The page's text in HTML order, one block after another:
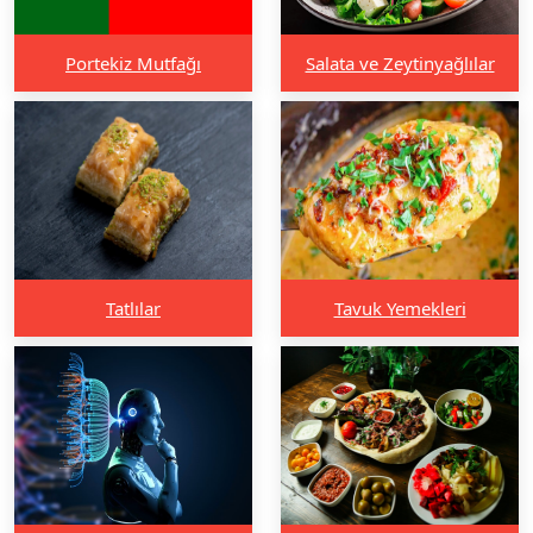
Portekiz Mutfağı Salata ve Zeytinyağlılar
Tatlılar Tavuk Yemekleri